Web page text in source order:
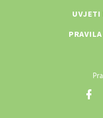
UVJETI